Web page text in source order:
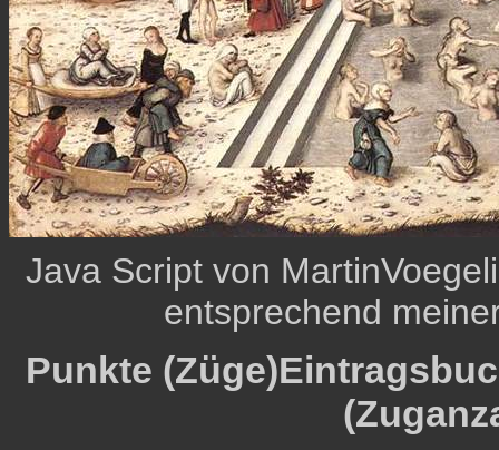
Java Script von
entsprechend
Punkte